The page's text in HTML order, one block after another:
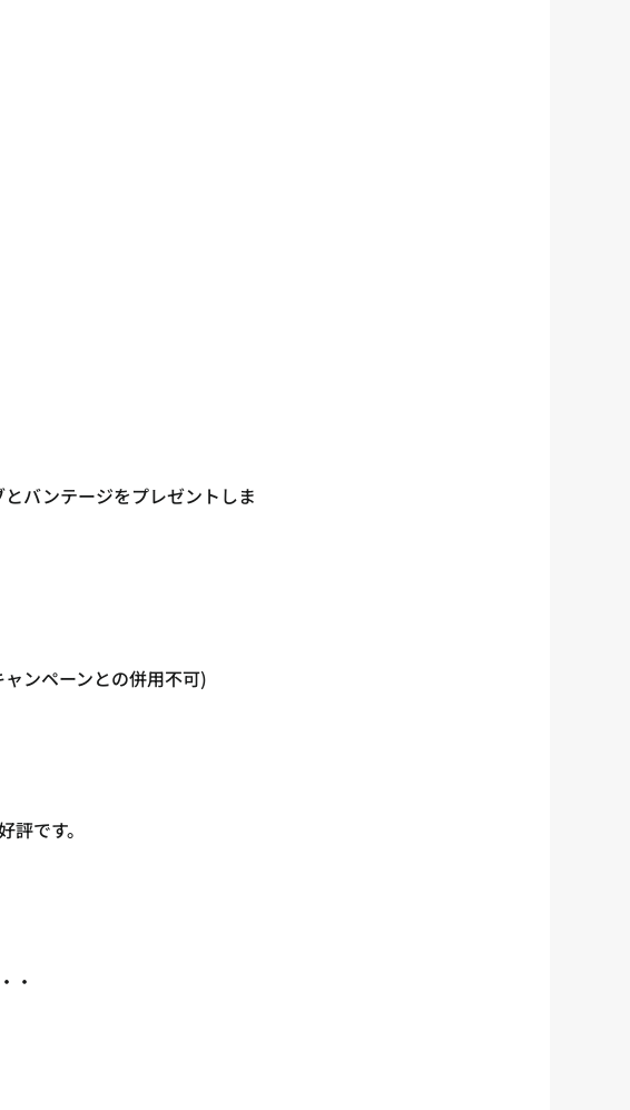
バンテージをプレゼントしま
ンペーンとの併用不可)
です。
・